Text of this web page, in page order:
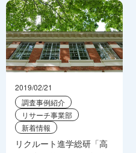
2019/02/21
調査事例紹介
リサーチ事業部
新着情報
リクルート進学総研「高